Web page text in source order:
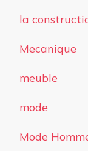
la
Mecanique
meuble
mode
Mode